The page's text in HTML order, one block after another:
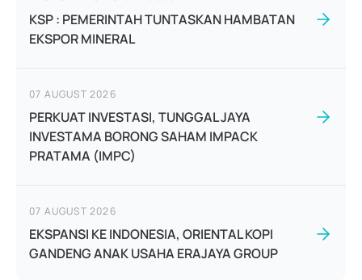
KSP : PEMERINTAH TUNTASKAN HAMBATAN
EKSPOR MINERAL
07 AUGUST 2026
PERKUAT INVESTASI, TUNGGAL JAYA
INVESTAMA BORONG SAHAM IMPACK
PRATAMA (IMPC)
07 AUGUST 2026
EKSPANSI KE INDONESIA, ORIENTAL KOPI
GANDENG ANAK USAHA ERAJAYA GROUP